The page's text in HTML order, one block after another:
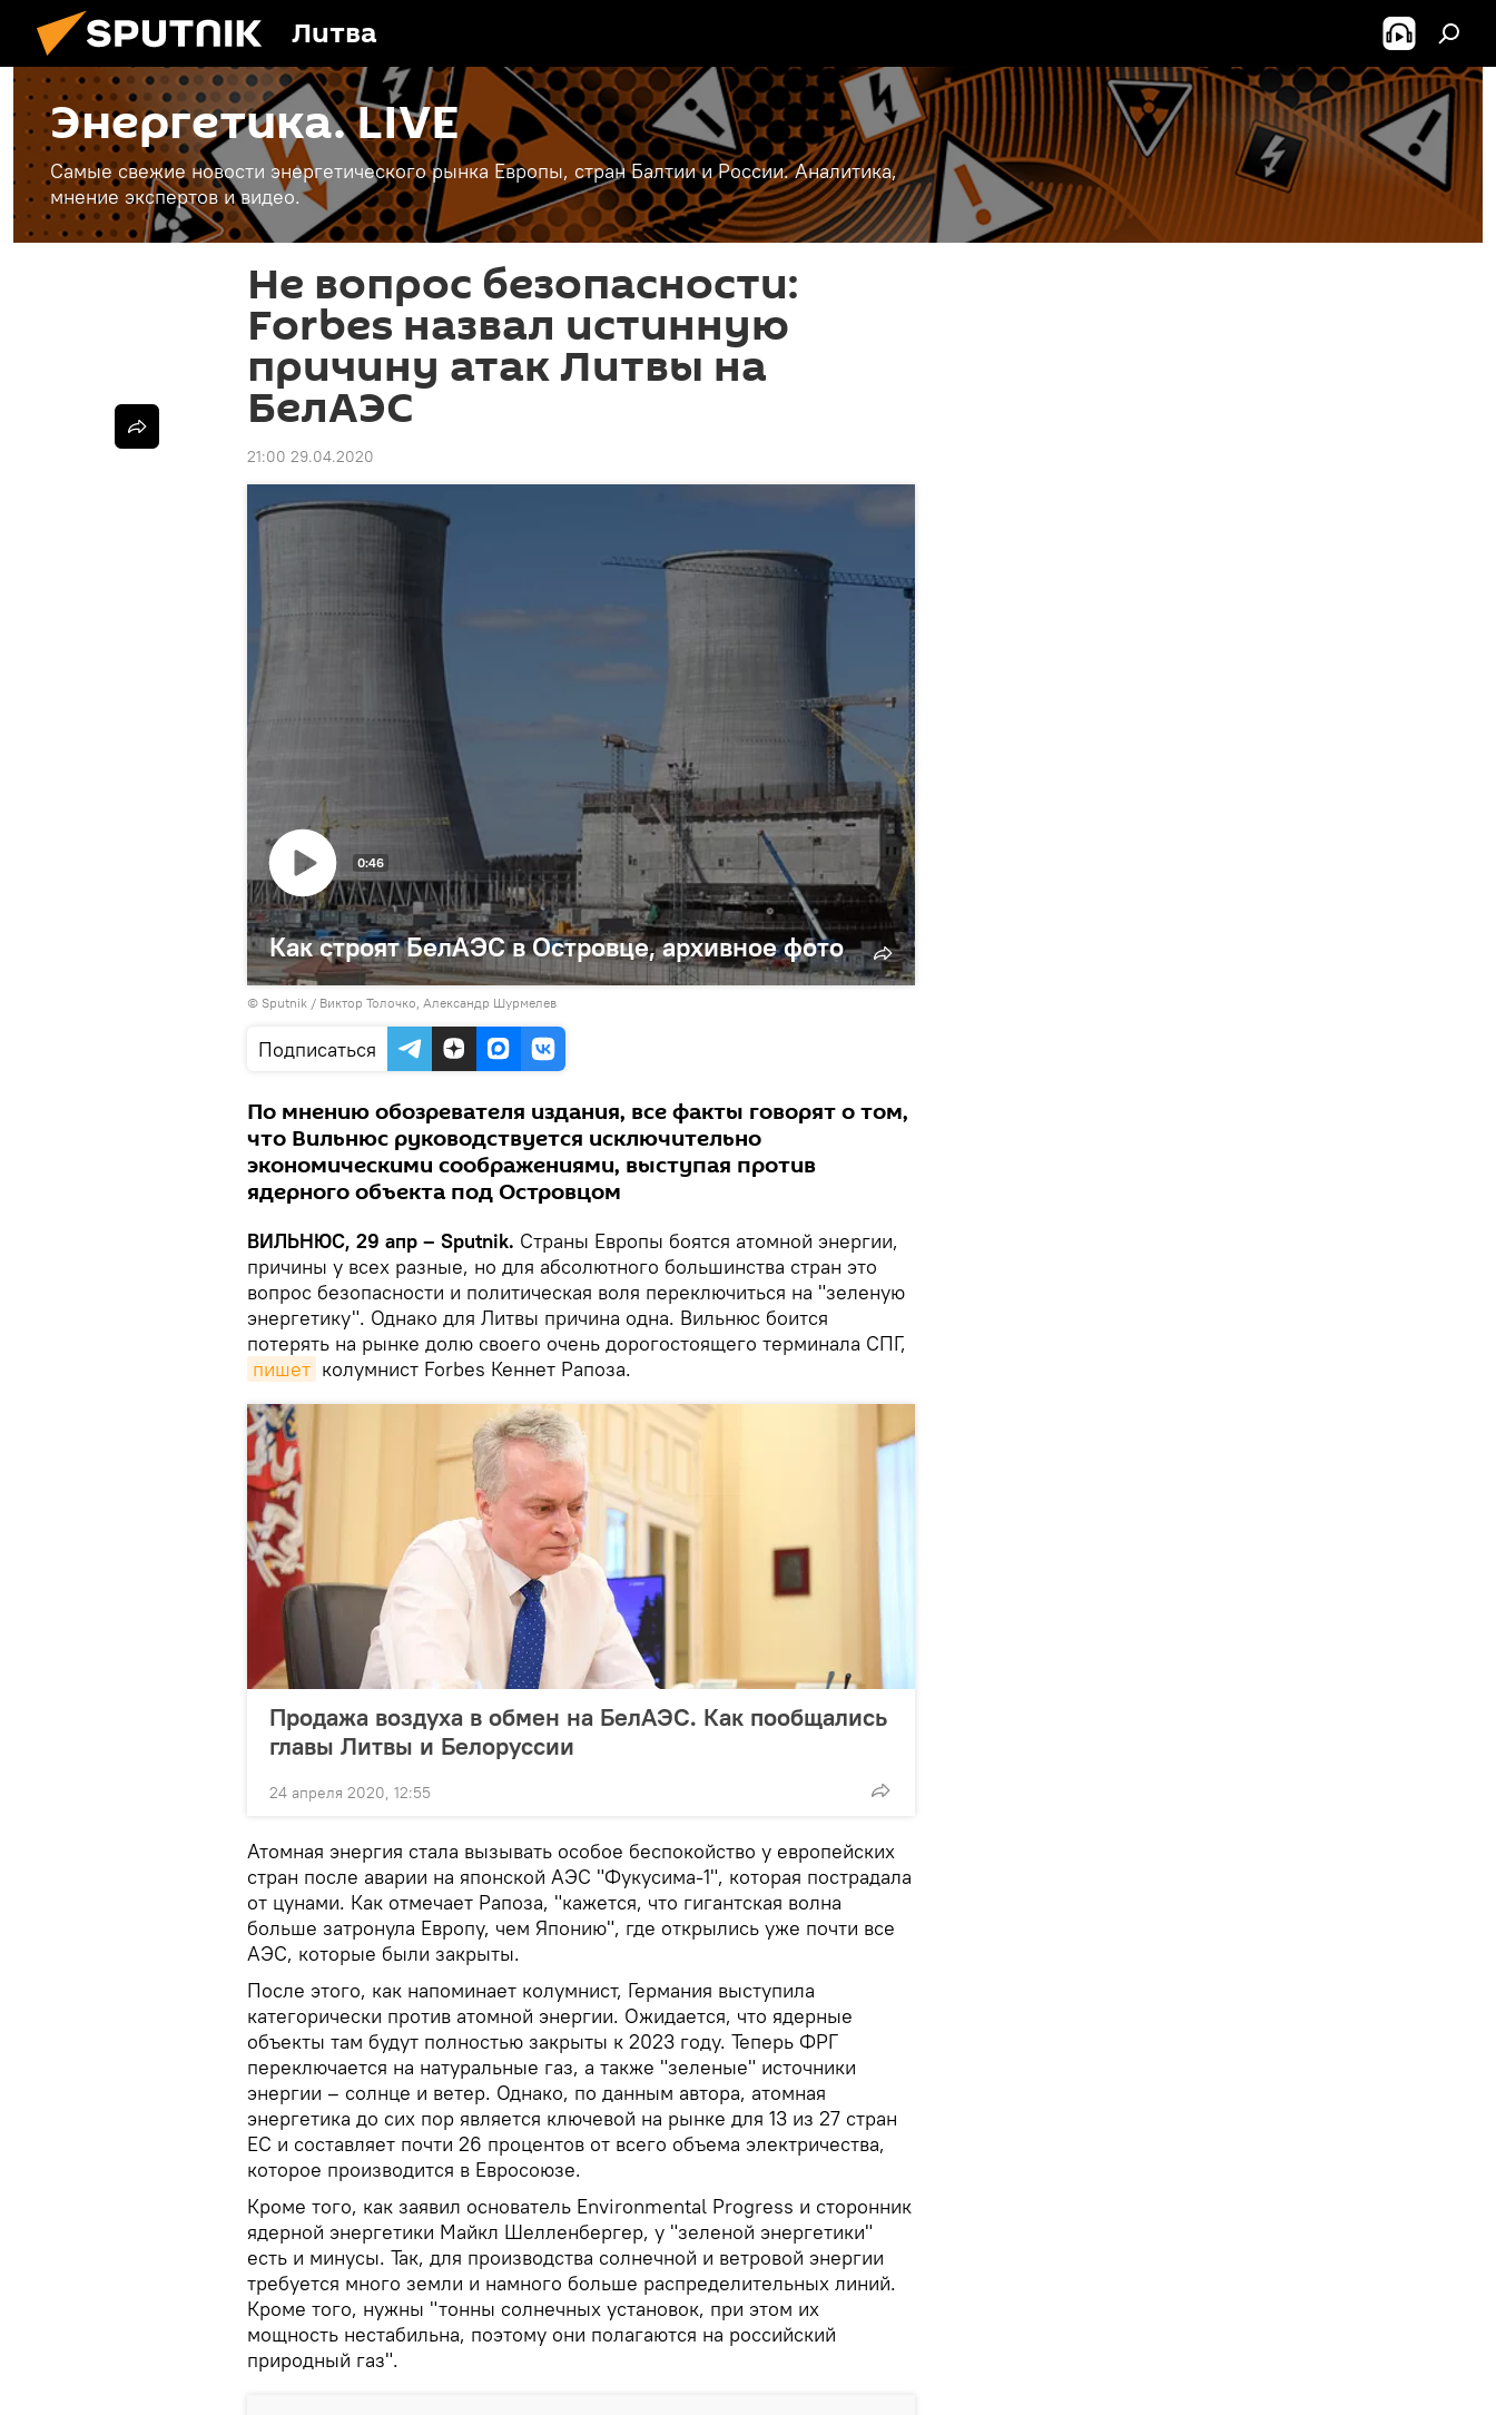
Литва
Энергетика. LIVE
Самые свежие новости энергетического рынка Европы, стран Балтии и России. Аналитика,
мнение экспертов и видео.
Не вопрос безопасности:
Forbes назвал истинную
причину атак Литвы на
БелАЭС
21:00 29.04.2020
Как строят БелАЭС в Островце, архивное фото
0:46
© Sputnik / Виктор Толочко, Александр Шурмелев
Подписаться
По мнению обозревателя издания, все факты говорят о том,
что Вильнюс руководствуется исключительно
экономическими соображениями, выступая против
ядерного объекта под Островцом
ВИЛЬНЮС, 29 апр – Sputnik. Страны Европы боятся атомной энергии,
причины у всех разные, но для абсолютного большинства стран это
вопрос безопасности и политическая воля переключиться на "зеленую
энергетику". Однако для Литвы причина одна. Вильнюс боится
потерять на рынке долю своего очень дорогостоящего терминала СПГ,
пишет колумнист Forbes Кеннет Рапоза.
Продажа воздуха в обмен на БелАЭС. Как пообщались
главы Литвы и Белоруссии
24 апреля 2020, 12:55
Атомная энергия стала вызывать особое беспокойство у европейских
стран после аварии на японской АЭС "Фукусима-1", которая пострадала
от цунами. Как отмечает Рапоза, "кажется, что гигантская волна
больше затронула Европу, чем Японию", где открылись уже почти все
АЭС, которые были закрыты.
После этого, как напоминает колумнист, Германия выступила
категорически против атомной энергии. Ожидается, что ядерные
объекты там будут полностью закрыты к 2023 году. Теперь ФРГ
переключается на натуральные газ, а также "зеленые" источники
энергии – солнце и ветер. Однако, по данным автора, атомная
энергетика до сих пор является ключевой на рынке для 13 из 27 стран
ЕС и составляет почти 26 процентов от всего объема электричества,
которое производится в Евросоюзе.
Кроме того, как заявил основатель Environmental Progress и сторонник
ядерной энергетики Майкл Шелленбергер, у "зеленой энергетики"
есть и минусы. Так, для производства солнечной и ветровой энергии
требуется много земли и намного больше распределительных линий.
Кроме того, нужны "тонны солнечных установок, при этом их
мощность нестабильна, поэтому они полагаются на российский
природный газ".